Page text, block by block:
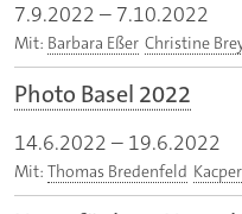
7.9.2022 – 7.10.2022
Mit: Barbara Eßer Christine
Photo Basel 2022
14.6.2022 – 19.6.2022
Mit: Thomas Bredenfeld